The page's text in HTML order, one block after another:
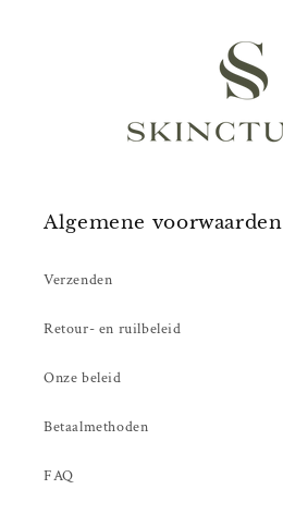
Algemene voorwaarden
Verzenden
Retour- en ruilbeleid
Onze beleid
Betaalmethoden
FAQ